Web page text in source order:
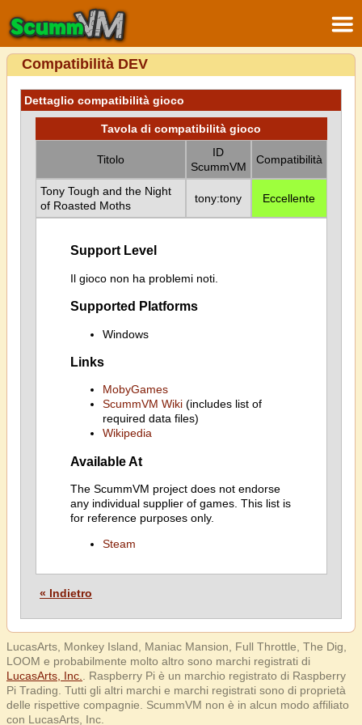
Compatibilità DEV
Dettaglio compatibilità gioco
Tavola di compatibilità gioco
Titolo
ID
ScummVM
Compatibilità
Tony Tough and the Night
of Roasted Moths
tony:tony Eccellente
Support Level
Il gioco non ha problemi noti.
Supported Platforms
Windows
Links
MobyGames
ScummVM Wiki(includes list of
required data files)
Wikipedia
Available At
The ScummVM project does not endorse
any individual supplier of games. This list is
for reference purposes only.
Steam
« Indietro
LucasArts, Monkey Island, Maniac Mansion, Full Throttle, The Dig,
LOOM e probabilmente molto altro sono marchi registrati di
LucasArts, Inc.
. Raspberry Pi è un marchio registrato di Raspberry
Pi Trading. Tutti gli altri marchi e marchi registrati sono di proprietà
delle rispettive compagnie. ScummVM non è in alcun modo affiliato
con LucasArts, Inc.